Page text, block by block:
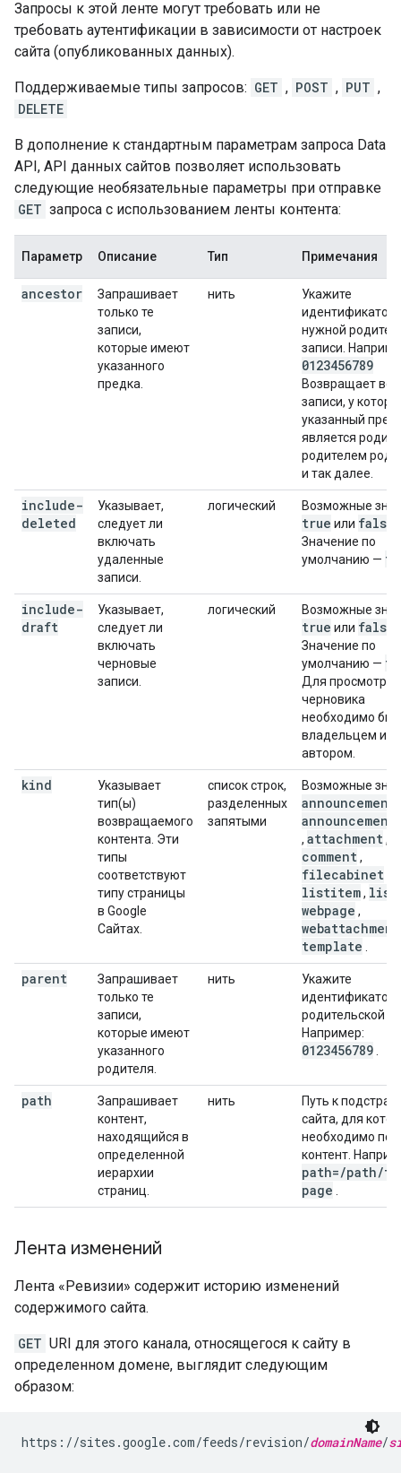
Запросы к этой ленте могут требовать или не
требовать аутентификации в зависимости от настроек
сайта (опубликованных данных).
Поддерживаемые типы запросов: GET , POST , PUT ,
DELETE
В дополнение к стандартным параметрам запроса Data
API, API данных сайтов позволяет использовать
следующие необязательные параметры при отправке
GET запроса с использованием ленты контента:
Параметр Описание Тип Примечания
ancestor
Запрашивает
только те
записи,
которые имеют
указанного
предка.
нить
Укажите
идентификатор
нужной
записи.
0123456789
Возвращает все
записи, у
указанный
является
родителем
и так далее.
include-
deleted
Указывает,
следует ли
включать
удаленные
записи.
логический Возможные
true или false
Значение по
умолчанию —
include-
draft
Указывает,
следует ли
включать
черновые
записи.
логический Возможные
true или false
Значение по
умолчанию —
Для просмотра
черновика
необходимо
владельцем или
автором.
kind
Указывает
тип(ы)
возвращаемого
контента. Эти
типы
соответствуют
типу страницы
в Google
Сайтах.
список строк,
разделенных
запятыми
Возможные
announcement
, attachment,
comment,
filecabinet
listitem,
webpage ,
webattachment
template
parent
Запрашивает
только те
записи,
которые имеют
указанного
родителя.
нить
Укажите
идентификатор
родительской
Например:
0123456789
path
Запрашивает
контент,
находящийся в
определенной
иерархии
страниц.
нить
Путь к
сайта, для
необходимо
контент.
path=/path/to
page
Лента изменений
Лента «Ревизии» содержит историю изменений
содержимого сайта.
GET URI для этого канала, относящегося к сайту в
определенном домене, выглядит следующим
образом:
https://sites.google.com/feeds/revision/domainName/